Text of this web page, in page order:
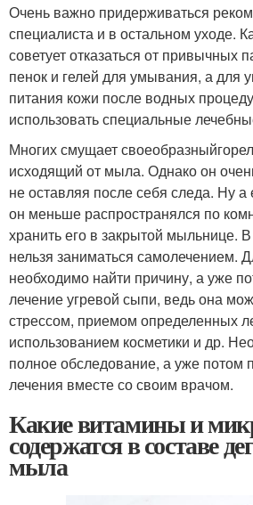
Очень важно придерживаться
специалиста и в остальном уходе.
советует отказаться от
пенок и гелей для умывания, а для
питания кожи после водных
использовать специальные
Многих смущает
исходящий от мыла. Однако он
не оставляя после себя следа. Ну а
он меньше распространялся по
хранить его в закрытой мыльнице.
нельзя заниматься самолечением.
необходимо найти причину, а уже
лечение угревой сыпи, ведь она
стрессом, приемом определенных
использованием косметики и др.
полное обследование, а уже потом
лечения вместе со своим врачом.
Какие витамины и
содержатся в составе
мыла